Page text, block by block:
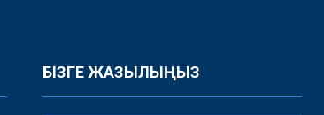
БІЗГЕ ЖАЗЫЛЫҢЫЗ